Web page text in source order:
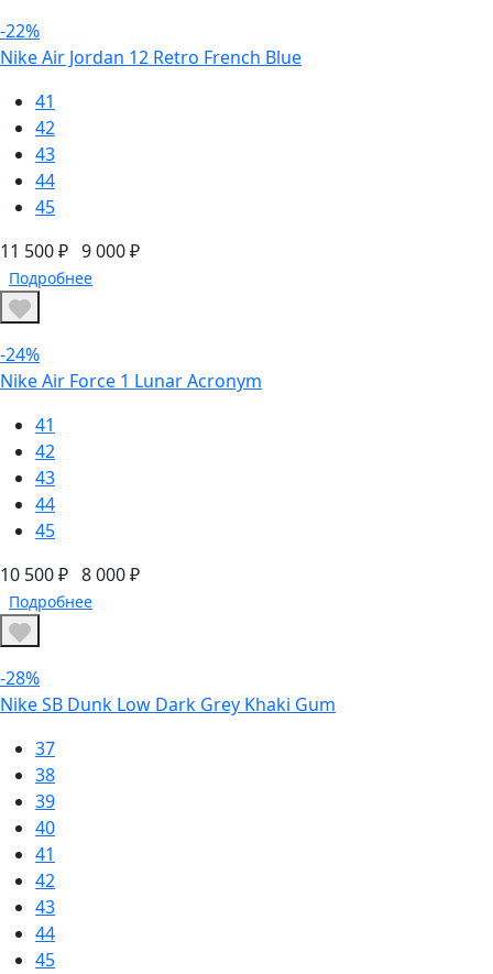
-22%
Nike Air Jordan 12 Retro French Blue
41
42
43
44
45
11 500 ₽ 9 000 ₽
Подробнее
-24%
Nike Air Force 1 Lunar Acronym
41
42
43
44
45
10 500 ₽ 8 000 ₽
Подробнее
-28%
Nike SB Dunk Low Dark Grey Khaki Gum
37
38
39
40
41
42
43
44
45